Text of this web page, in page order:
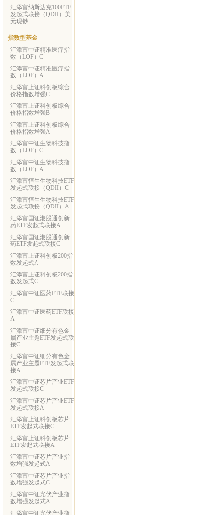
汇添富纳斯达克100ETF
发起式联接（QDII）美
元现钞
指数型基金
汇添富中证精准医疗指
数（LOF）C
汇添富中证精准医疗指
数（LOF）A
汇添富上证科创板综合
价格指数增强C
汇添富上证科创板综合
价格指数增强B
汇添富上证科创板综合
价格指数增强A
汇添富中证生物科技指
数（LOF）C
汇添富中证生物科技指
数（LOF）A
汇添富恒生生物科技ETF
发起式联接（QDII）C
汇添富恒生生物科技ETF
发起式联接（QDII）A
汇添富国证港股通创新
药ETF发起式联接A
汇添富国证港股通创新
药ETF发起式联接C
汇添富上证科创板200指
数发起式A
汇添富上证科创板200指
数发起式C
汇添富中证医药ETF联接
C
汇添富中证医药ETF联接
A
汇添富中证细分有色金
属产业主题ETF发起式联
接C
汇添富中证细分有色金
属产业主题ETF发起式联
接A
汇添富中证芯片产业ETF
发起式联接C
汇添富中证芯片产业ETF
发起式联接A
汇添富上证科创板芯片
ETF发起式联接C
汇添富上证科创板芯片
ETF发起式联接A
汇添富中证芯片产业指
数增强发起式A
汇添富中证芯片产业指
数增强发起式C
汇添富中证光伏产业指
数增强发起式A
汇添富中证光伏产业指